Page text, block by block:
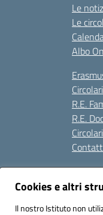
Cookies e altri
Il nostro Istituto non
Le
Le
Albo
R.E.
R.E.